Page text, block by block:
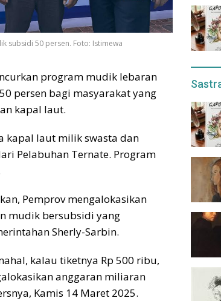
subsidi 50 persen. Foto: Istimewa
program mudik lebaran
persen bagi masyarakat yang
kapal laut.
kapal laut milik swasta dan
Pelabuhan Ternate. Program
Pemprov mengalokasikan
mudik bersubsidi yang
Sherly-Sarbin.
kalau tiketnya Rp 500 ribu,
anggaran miliaran
Kamis 14 Maret 2025.